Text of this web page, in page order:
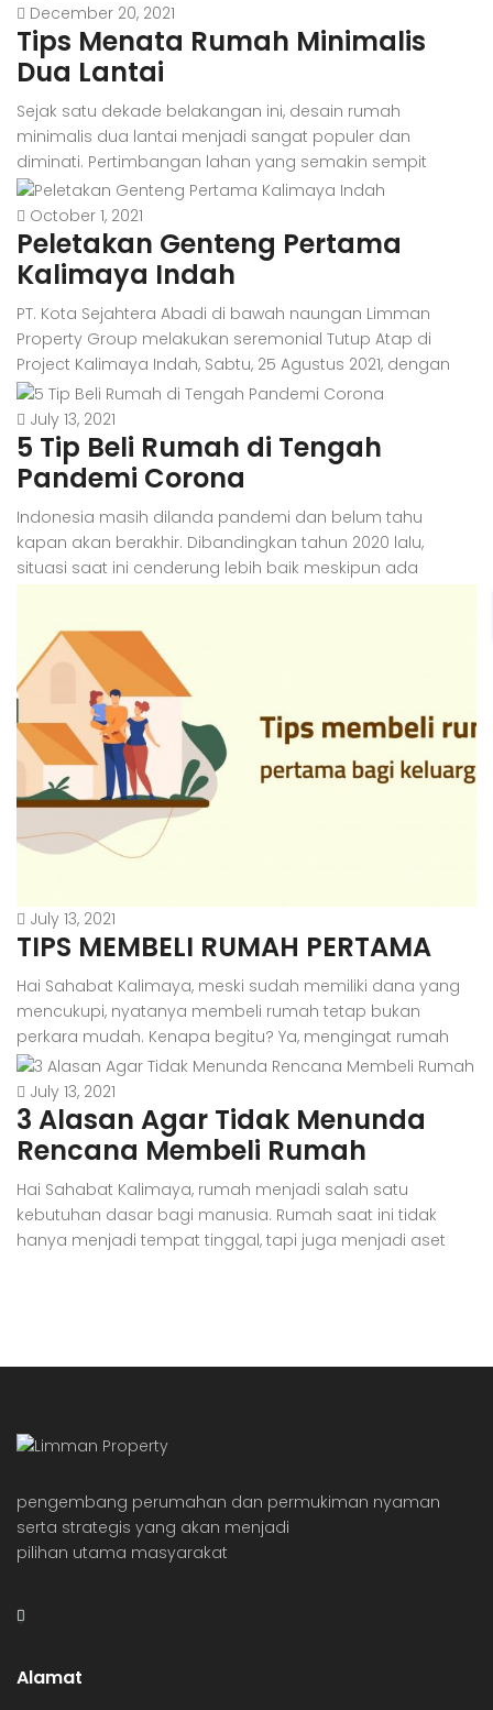
December 20, 2021
Tips Menata Rumah Minimalis
Dua Lantai
Sejak satu dekade belakangan ini, desain rumah
minimalis dua lantai menjadi sangat populer dan
diminati. Pertimbangan lahan yang semakin sempit
menjadi salah satu penyebabnya. Di samping itu, harga
tanah yang kian hari kian melambung juga turut
membuat banyak orang memilih desain rumah minimalis
dua lantai sebagai tempat tinggalnya. Nah, jika kamu
sedang mempertimbangkan untuk memilih […]
October 1, 2021
Peletakan Genteng Pertama
Kalimaya Indah
PT. Kota Sejahtera Abadi di bawah naungan Limman
Property Group melakukan seremonial Tutup Atap di
Project Kalimaya Indah, Sabtu, 25 Agustus 2021, dengan
tetap mengikuti protokol kesehatan dimasa pandemi.
Seremonial Tutup Atap ditandai dengan peletakkan
genteng pertama oleh Enrico Fabianto, Direktur Utama PT.
Kota Sejahtera Abadi. Kalimaya Indah merupakan salah
satu project dari Limman Property […]
July 13, 2021
5 Tip Beli Rumah di Tengah
Pandemi Corona
Indonesia masih dilanda pandemi dan belum tahu
kapan akan berakhir. Dibandingkan tahun 2020 lalu,
situasi saat ini cenderung lebih baik meskipun ada
work to office maupun work from home. Roda
perekonomian dan perdagangan pun berjalan aktif
meskipun masih ada kebijakan […]
July 13, 2021
TIPS MEMBELI RUMAH PERTAMA
Hai Sahabat Kalimaya, meski sudah memiliki dana yang
mencukupi, nyatanya membeli rumah tetap bukan
perkara mudah. Kenapa begitu? Ya, mengingat rumah
adalah pengeluaran yang besar dan juga aset investasi
jangka panjang, kita nggak bisa sembarangan, dan
harus jeli dalam mempertimbangkan segala sesuatunya
secara matang. Awalnya memang akan ‘ribet’ dan
menyita waktu dalam menyusun perencanaan untuk […]
July 13, 2021
3 Alasan Agar Tidak Menunda
Rencana Membeli Rumah
Hai Sahabat Kalimaya, rumah menjadi salah satu
kebutuhan dasar bagi manusia. Rumah saat ini tidak
hanya menjadi tempat tinggal, tapi juga menjadi aset
maupun rumah tapak. Milenial dianggap […]
pengembang perumahan dan permukiman nyaman
serta strategis yang akan menjadi
pilihan utama masyarakat
Alamat